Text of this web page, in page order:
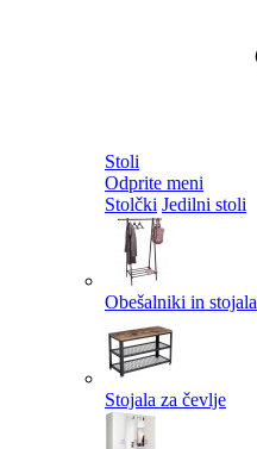
Stoli
Odprite meni
Stolčki Jedilni stoli
Obešalniki in stojala
Stojala za čevlje